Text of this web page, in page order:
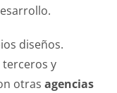
diseños.
y
otras agencias